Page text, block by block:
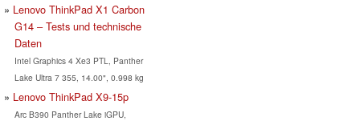
Lenovo ThinkPad X1 Carbon
G14 – Tests und technische
Daten
Intel Graphics 4 Xe3 PTL, Panther
Lake Ultra 7 355, 14.00", 0.998 kg
Lenovo ThinkPad X9-15p
Arc B390 Panther Lake iGPU,